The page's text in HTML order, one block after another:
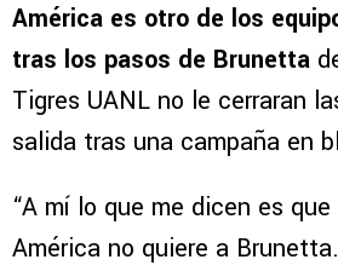
América es otro de los
tras los pasos de Brunetta
Tigres UANL no le cerraran
salida tras una campaña en
“A mí lo que me dicen es
América no quiere a